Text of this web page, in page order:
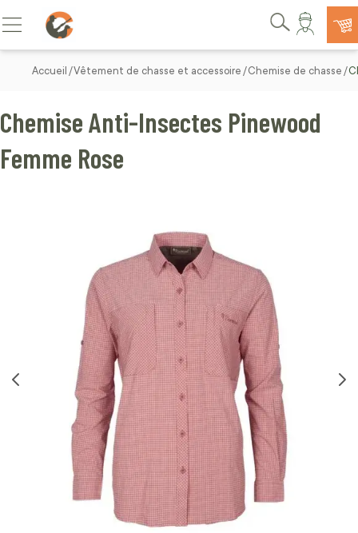
Allez au contenu
Basculer la navigation
Rechercher
Accueil Vêtement de chasse et accessoire Chemise de chasse
Chemise Anti-Insectes Pinewood
Femme Rose